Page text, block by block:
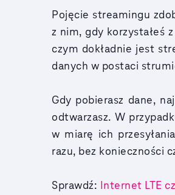
Pojęcie streamingu
z nim, gdy korzystałeś
czym dokładnie jest
danych w postaci
Gdy pobierasz dane,
odtwarzasz. W
w miarę ich
razu, bez konieczności
Sprawdź: Internet LTE